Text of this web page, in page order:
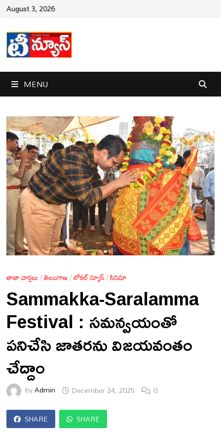
Skip
content
August 3, 2026
MENU
తాజా వార్తలు/తెలంగాణ/లోకల్ న్యూస్/సినిమా
Sammakka-Saralamma
Festival : సమన్వయంతో
పనిచేసి జాతరను విజయవంతం
చేద్దాం
byAdmin December 24, 2025 0
SHARE SHARE